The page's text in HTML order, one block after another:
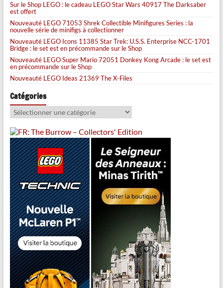
Sur le Shop LEGO : le cadeau LEGO Star Wars 40917 The Darksaber
est offert
Nouveauté LEGO 71053 Shrek Collectible Minifigures Series : la
nouvelle série de minifigs à collectionner
Nouveauté LEGO Icons 11385 Star Trek: U.S.S. Enterprise NCC-1701
Bridge : le set est en précommande sur le Shop
Nouveauté LEGO Super Mario 72051 Donkey Kong Arcade : le set est
en précommande sur le Shop
Nouveauté LEGO Ideas 21369 The X-Files
Catégories
Catégories